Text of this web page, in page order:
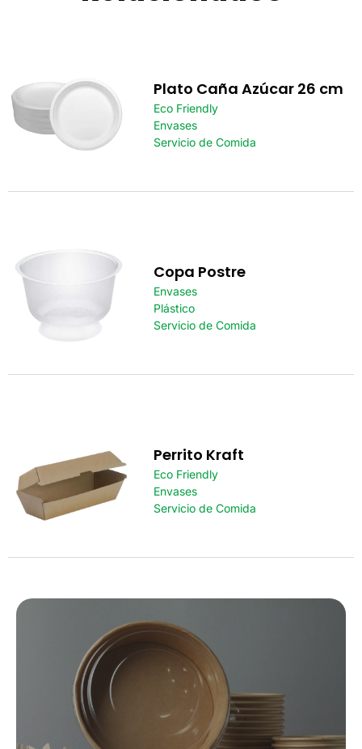
Plato Caña Azúcar 26 cm
Eco Friendly
Envases
Servicio de Comida
Copa Postre
Envases
Plástico
Servicio de Comida
Perrito Kraft
Eco Friendly
Envases
Servicio de Comida